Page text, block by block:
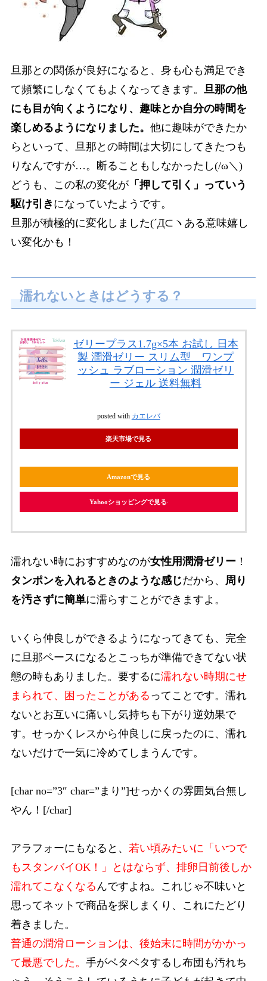
旦那との関係が良好になると、身も心も満足でき
て頻繁にしなくてもよくなってきます。 旦那の他
にも目が向くようになり、趣味とか自分の時間を
楽しめるようになりました。 他に趣味ができたか
らといって、旦那との時間は大切にしてきたつも
りなんですが…。断ることもしなかったし(/ω＼)
どうも、この私の変化が 「押して引く」っていう
駆け引き になっていたようです。
旦那が積極的に変化しました(´Д⊂ヽある意味嬉し
い変化かも！
濡れないときはどうする？
ゼリープラス1.7g×5本 お試し 日本
製 潤滑ゼリー スリム型 ワンプ
ッシュ ラブローション 潤滑ゼリ
ー ジェル 送料無料
posted with カエレバ
楽天市場で見る
Amazonで見る
Yahooショッピングで見る
濡れない時におすすめなのが女性用潤滑ゼリー ！
タンポンを入れるときのような感じだから、 周り
を汚さずに簡単に濡らすことができますよ。
いくら仲良しができるようになってきても、完全
に旦那ペースになるとこっちが準備できてない状
態の時もありました。要するに濡れない時期にせ
まられて、困ったことがある ってことです。濡れ
ないとお互いに痛いし気持ちも下がり逆効果で
す。せっかくレスから仲良しに戻ったのに、濡れ
ないだけで一気に冷めてしまうんです。
[char no=”3″ char=”まり”]せっかくの雰囲気台無し
やん！[/char]
アラフォーにもなると、 若い頃みたいに「いつで
もスタンバイOK！」とはならず、排卵日前後しか
濡れてこなくなる んですよね。これじゃ不味いと
思ってネットで商品を探しまくり、これにたどり
着きました。
普通の潤滑ローションは、後始末に時間がかかっ
て最悪でした。 手がベタベタするし布団も汚れち